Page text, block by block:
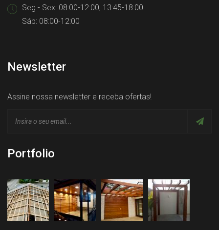
Seg - Sex: 08:00-12:00, 13:45-18:00
Sáb: 08:00-12:00
Newsletter
Assine nossa newsletter e receba ofertas!
Portfolio